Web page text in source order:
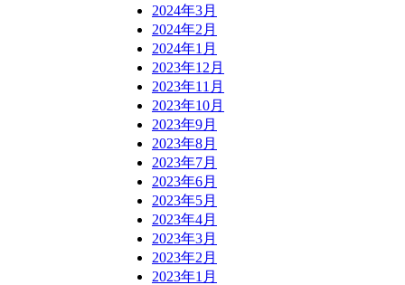
2024年3月
2024年2月
2024年1月
2023年12月
2023年11月
2023年10月
2023年9月
2023年8月
2023年7月
2023年6月
2023年5月
2023年4月
2023年3月
2023年2月
2023年1月